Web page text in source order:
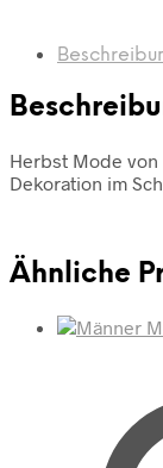
Herbst Mode von
Dekoration im
Ähnliche